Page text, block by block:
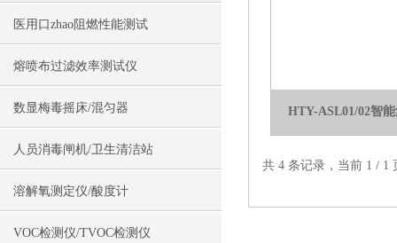
医用口zhao阻燃性能测试
熔喷布过滤效率测试仪
数显梅毒摇床/混匀器
人员消毒闸机/卫生清洁站
溶解氧测定仪/酸度计
VOC检测仪/TVOC检测仪
HTY-ASL01/02智
共 4 条记录，当前 1 /